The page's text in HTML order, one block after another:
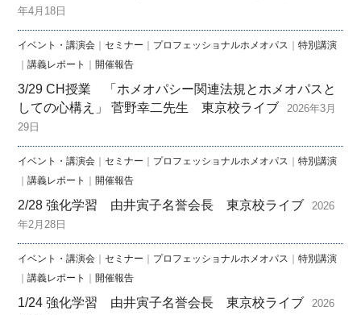
年4月18日
イベント・講演会 セミナー プロフェッショナルホメオパス
特別講演
講義レポート 開催報告
3/29 CH授業 「ホメオパシー関連法規とホメオパスと
しての心構え」 菅野幸二先生 東京校ライブ
2026年3月
29日
イベント・講演会 セミナー プロフェッショナルホメオパス
特別講演
講義レポート 開催報告
2/28 強化学習 由井寅子名誉会長 東京校ライブ
2026
年2月28日
イベント・講演会 セミナー プロフェッショナルホメオパス
特別講演
講義レポート 開催報告
1/24 強化学習 由井寅子名誉会長 東京校ライブ
2026